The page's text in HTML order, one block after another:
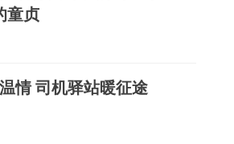
童贞
情 司机驿站暖征途